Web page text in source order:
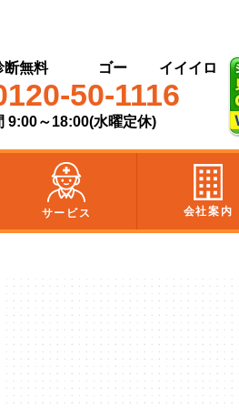
断無料 ゴー イイイロ
50-1116
9:00～18:00(水曜定休)
サービス 会社案内